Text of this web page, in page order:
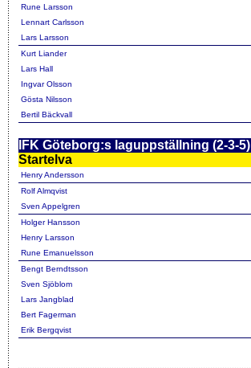
Rune Larsson
Lennart Carlsson
Lars Larsson
Kurt Liander
Lars Hall
Ingvar Olsson
Gösta Nilsson
Bertil Bäckvall
IFK Göteborg:s laguppställning (2-3-5)
Startelva
Henry Andersson
Rolf Almqvist
Sven Appelgren
Holger Hansson
Henry Larsson
Rune Emanuelsson
Bengt Berndtsson
Sven Sjöblom
Lars Jangblad
Bert Fagerman
Erik Bergqvist